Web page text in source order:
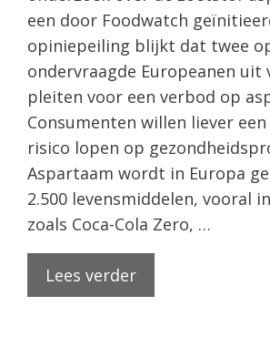
een door Foodwatch
opiniepeiling blijkt dat twee
ondervraagde Europeanen uit
pleiten voor een verbod op
Consumenten willen liever
risico lopen op
Aspartaam wordt in Europa
2.500 levensmiddelen, vooral
zoals Coca-Cola Zero, …
Lees verder